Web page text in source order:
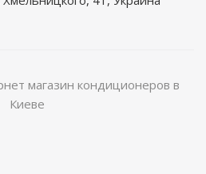
магазин кондиционеров в
Киеве